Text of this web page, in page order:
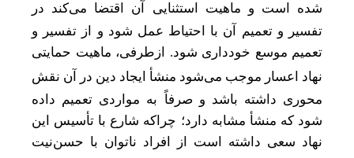
شده است و ماهیت استثنایی آن اقتضا میکند در
تفسیر و تعمیم آن با احتیاط عمل شود و از تفسیر و
تعمیم موسع خودداری شود. ازطرفی، ماهیت حمایتی
نهاد اعسار موجب میشود منشأ ایجاد دین در آن نقش
محوری داشته باشد و صرفاً به مواردی تعمیم داده
شود که منشأ مشابه دارد؛ چراکه شارع با تأسیس این
نهاد سعی داشته است از افراد ناتوان با حسن‌نیت